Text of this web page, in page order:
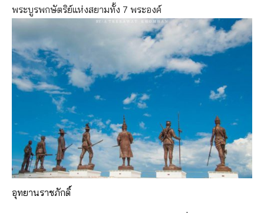
พระบูรพกษัตริย์แห่งสยามทั้ง 7 พระองค์
อุทยานราชภักดิ์